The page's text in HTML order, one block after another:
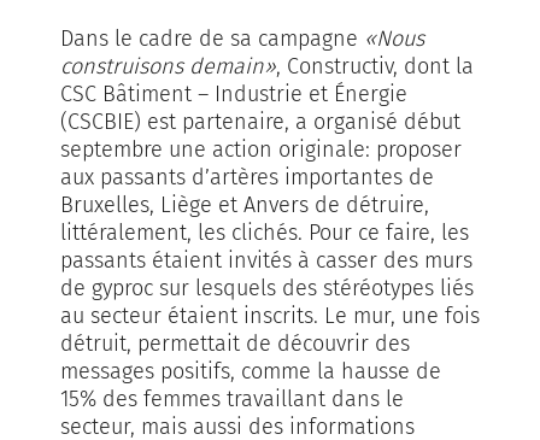
Dans le cadre de sa campagne «Nous
construisons demain», Constructiv, dont la
CSC Bâtiment – Industrie et Énergie
(CSCBIE) est partenaire, a organisé début
septembre une action originale: proposer
aux passants d’artères importantes de
Bruxelles, Liège et Anvers de détruire,
littéralement, les clichés. Pour ce faire, les
passants étaient invités à casser des murs
de gyproc sur lesquels des stéréotypes liés
au secteur étaient inscrits. Le mur, une fois
détruit, permettait de découvrir des
messages positifs, comme la hausse de
15% des femmes travaillant dans le
secteur, mais aussi des informations